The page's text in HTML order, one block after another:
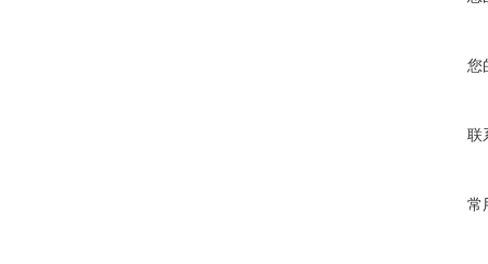
您
联
常